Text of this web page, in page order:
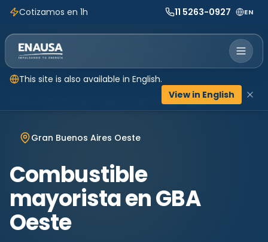
This site is also available in English.
View in English
Cotizamos en 1h 11 5263-0927 EN
GBA Oeste
Gran Buenos Aires Oeste
Combustible
mayorista enGBA
Oeste